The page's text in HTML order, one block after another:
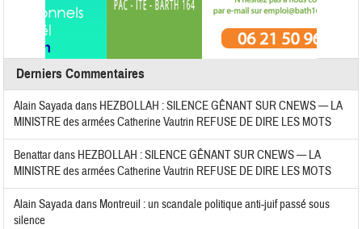
Derniers Commentaires
Alain Sayadadans HEZBOLLAH : SILENCE GÊNANT SUR CNEWS — LA
MINISTRE des armées Catherine Vautrin REFUSE DE DIRE LES MOTS
Benattardans HEZBOLLAH : SILENCE GÊNANT SUR CNEWS — LA
MINISTRE des armées Catherine Vautrin REFUSE DE DIRE LES MOTS
Alain Sayadadans Montreuil : un scandale politique anti-juif passé sous
silence